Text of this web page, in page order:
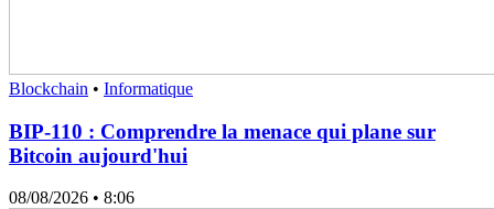
Blockchain • Informatique
BIP-110 : Comprendre la menace qui plane sur
Bitcoin aujourd'hui
08/08/2026 • 8:06